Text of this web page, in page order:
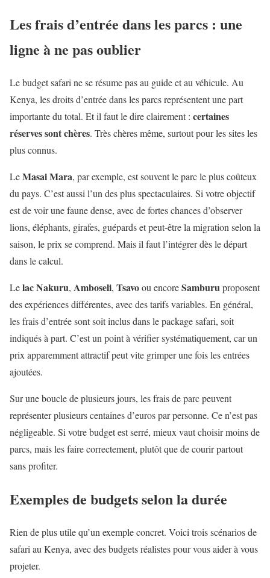
Les frais d’entrée dans les parcs : une
ligne à ne pas oublier
Le budget safari ne se résume pas au guide et au véhicule. Au
Kenya, les droits d’entrée dans les parcs représentent une part
importante du total. Et il faut le dire clairement : certaines
réserves sont chères. Très chères même, surtout pour les sites les
plus connus.
LeMasai Mara, par exemple, est souvent le parc le plus coûteux
du pays. C’est aussi l’un des plus spectaculaires. Si votre objectif
est de voir une faune dense, avec de fortes chances d’observer
lions, éléphants, girafes, guépards et peut-être la migration selon la
saison, le prix se comprend. Mais il faut l’intégrer dès le départ
dans le calcul.
Lelac Nakuru, Amboseli, Tsavoou encoreSamburuproposent
des expériences différentes, avec des tarifs variables. En général,
les frais d’entrée sont soit inclus dans le package safari, soit
indiqués à part. C’est un point à vérifier systématiquement, car un
prix apparemment attractif peut vite grimper une fois les entrées
ajoutées.
Sur une boucle de plusieurs jours, les frais de parc peuvent
représenter plusieurs centaines d’euros par personne. Ce n’est pas
négligeable. Si votre budget est serré, mieux vaut choisir moins de
parcs, mais les faire correctement, plutôt que de courir partout
sans profiter.
Exemples de budgets selon la durée
Rien de plus utile qu’un exemple concret. Voici trois scénarios de
safari au Kenya, avec des budgets réalistes pour vous aider à vous
projeter.